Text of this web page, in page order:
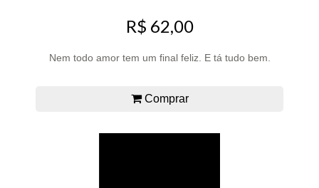
R$ 62,00
Nem todo amor tem um final feliz. E tá tudo bem.
Comprar